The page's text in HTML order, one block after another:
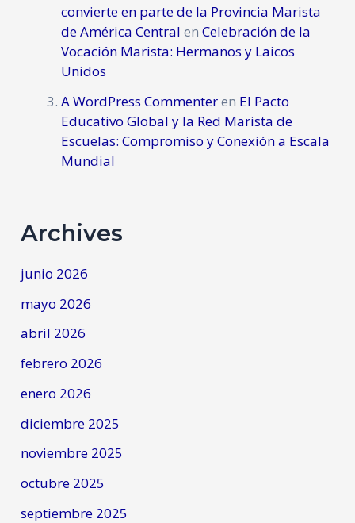
convierte en parte de la Provincia Marista
de América Central enCelebración de la
Vocación Marista: Hermanos y Laicos
Unidos
A WordPress Commenteren El Pacto
Educativo Global y la Red Marista de
Escuelas: Compromiso y Conexión a Escala
Mundial
Archives
junio 2026
mayo 2026
abril 2026
febrero 2026
enero 2026
diciembre 2025
noviembre 2025
octubre 2025
septiembre 2025